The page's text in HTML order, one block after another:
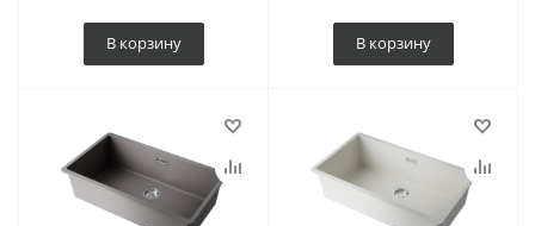
В корзину В корзину